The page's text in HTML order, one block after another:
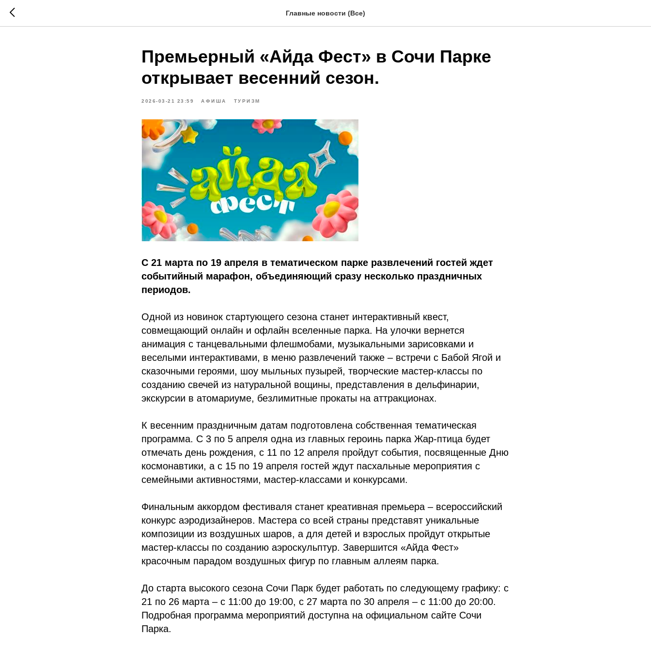
Главные новости (Все)
Премьерный «Айда Фест» в Сочи Парке
открывает весенний сезон.
2026-03-21 23:59 АФИША ТУРИЗМ
С 21 марта по 19 апреля в тематическом парке развлечений гостей ждет
событийный марафон, объединяющий сразу несколько праздничных
периодов.
Одной из новинок стартующего сезона станет интерактивный квест,
совмещающий онлайн и офлайн вселенные парка. На улочки вернется
анимация с танцевальными флешмобами, музыкальными зарисовками и
веселыми интерактивами, в меню развлечений также – встречи с Бабой Ягой и
сказочными героями, шоу мыльных пузырей, творческие мастер-классы по
созданию свечей из натуральной вощины, представления в дельфинарии,
экскурсии в атомариуме, безлимитные прокаты на аттракционах.
К весенним праздничным датам подготовлена собственная тематическая
программа. С 3 по 5 апреля одна из главных героинь парка Жар-птица будет
отмечать день рождения, с 11 по 12 апреля пройдут события, посвященные Дню
космонавтики, а с 15 по 19 апреля гостей ждут пасхальные мероприятия с
семейными активностями, мастер-классами и конкурсами.
Финальным аккордом фестиваля станет креативная премьера – всероссийский
конкурс аэродизайнеров. Мастера со всей страны представят уникальные
композиции из воздушных шаров, а для детей и взрослых пройдут открытые
мастер-классы по созданию аэроскульптур. Завершится «Айда Фест»
красочным парадом воздушных фигур по главным аллеям парка.
До старта высокого сезона Сочи Парк будет работать по следующему графику: с
21 по 26 марта – с 11:00 до 19:00, с 27 марта по 30 апреля – с 11:00 до 20:00.
Подробная программа мероприятий доступна на официальном сайте Сочи
Парка.